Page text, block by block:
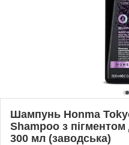
Шампунь Honma
Shampoo з
300 мл (заводська)